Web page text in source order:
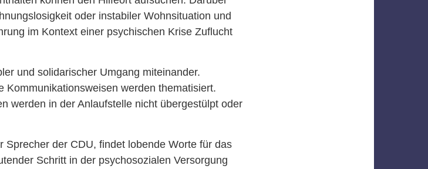
oder instabiler Wohnsituation und
im Kontext einer psychischen Krise Zuflucht
und solidarischer Umgang miteinander.
Kommunikationsweisen werden thematisiert.
werden in der Anlaufstelle nicht übergestülpt oder
Sprecher der CDU, findet lobende Worte für das
Schritt in der psychosozialen Versorgung